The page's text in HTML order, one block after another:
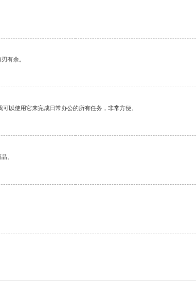
有余。
以使用它来完成日常办公的所有任务，非常方便。
。